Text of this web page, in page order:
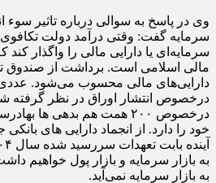
وی در پاسخ به سوالی درباره تاثیر سوء
سرمایه گفت: وقتی درآمد دولت تکافوی
سرمایه‌ای یا دارایی مالی را واگذار کند
مالی اسلامی است. برداشت از صندوق
دارایی‌های مالی محسوب می‌شود. عددی
درخصوص ۲۰۰ همت هم بدهی ها
خود را دارد. از انجماد دارایی های
به بازار سرمایه و بازار پول خواهیم
به بازار سرمایه نمی‌آید.